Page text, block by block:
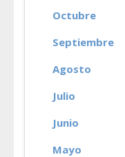
Octubre
Septiembre
Agosto
Julio
Junio
Mayo